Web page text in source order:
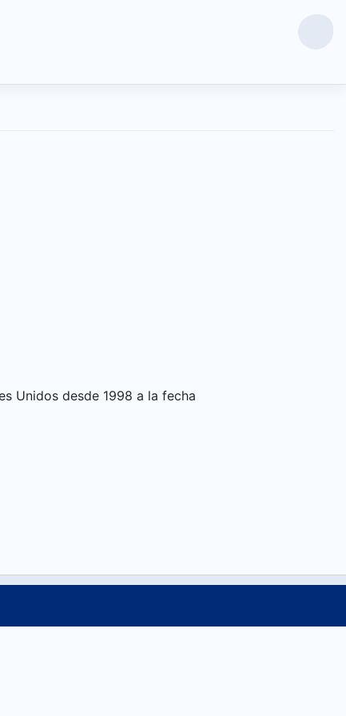
Unidos desde 1998 a la fecha